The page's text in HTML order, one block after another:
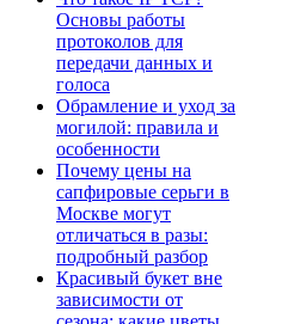
Основы работы
протоколов для
передачи данных и
голоса
Обрамление и уход за
могилой: правила и
особенности
Почему цены на
сапфировые серьги в
Москве могут
отличаться в разы:
подробный разбор
Красивый букет вне
зависимости от